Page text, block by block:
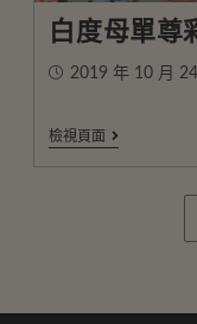
白度母單尊
2019 年 10 月
檢視頁面